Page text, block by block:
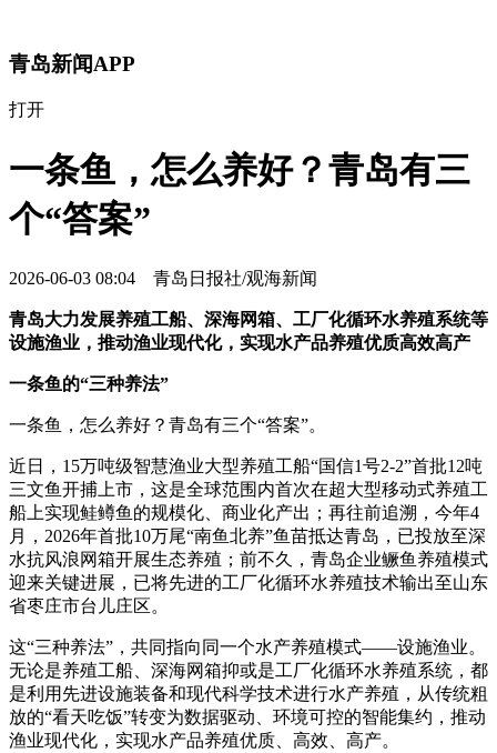
青岛新闻APP
打开
一条鱼，怎么养好？青岛有三
个“答案”
2026-06-03 08:04 青岛日报社/观海新闻
青岛大力发展养殖工船、深海网箱、工厂化循环水养殖系统等
设施渔业，推动渔业现代化，实现水产品养殖优质高效高产
一条鱼的“三种养法”
一条鱼，怎么养好？青岛有三个“答案”。
近日，15万吨级智慧渔业大型养殖工船“国信1号2-2”首批12吨
三文鱼开捕上市，这是全球范围内首次在超大型移动式养殖工
船上实现鲑鳟鱼的规模化、商业化产出；再往前追溯，今年4
月，2026年首批10万尾“南鱼北养”鱼苗抵达青岛，已投放至深
水抗风浪网箱开展生态养殖；前不久，青岛企业鳜鱼养殖模式
迎来关键进展，已将先进的工厂化循环水养殖技术输出至山东
省枣庄市台儿庄区。
这“三种养法”，共同指向同一个水产养殖模式——设施渔业。
无论是养殖工船、深海网箱抑或是工厂化循环水养殖系统，都
是利用先进设施装备和现代科学技术进行水产养殖，从传统粗
放的“看天吃饭”转变为数据驱动、环境可控的智能集约，推动
渔业现代化，实现水产品养殖优质、高效、高产。